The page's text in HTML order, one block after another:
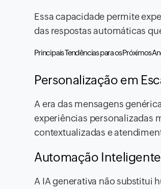
Essa capacidade permite
das respostas automáticas
Principais Tendências para os Próximos
Personalização em
A era das mensagens
experiências personalizadas
contextualizadas e
Automação
A IA generativa não substitui